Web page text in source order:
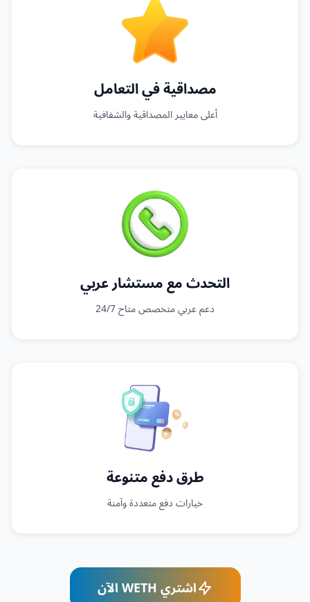
مصداقية في التعامل
أعلى معايير المصداقية والشفافية
التحدث مع مستشار عربي
دعم عربي متخصص متاح 24/7
طرق دفع متنوعة
خيارات دفع متعددة وآمنة
اشتري WETH الآن